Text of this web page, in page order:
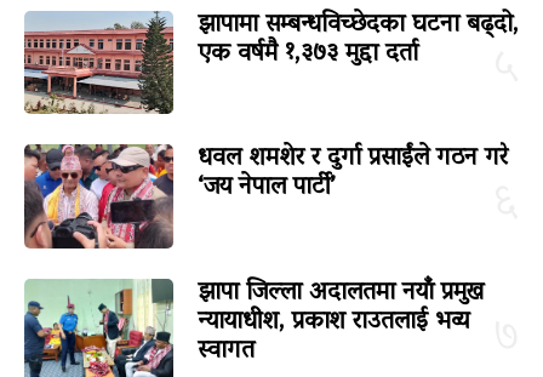
झापामा सम्बन्धविच्छेदका घटना बढ्दो,
एक वर्षमै १,३७३ मुद्दा दर्ता
धवल शमशेर र दुर्गा प्रसाईंले गठन गरे
‘जय नेपाल पार्टी’
झापा जिल्ला अदालतमा नयाँ प्रमुख
न्यायाधीश, प्रकाश राउतलाई भव्य
स्वागत